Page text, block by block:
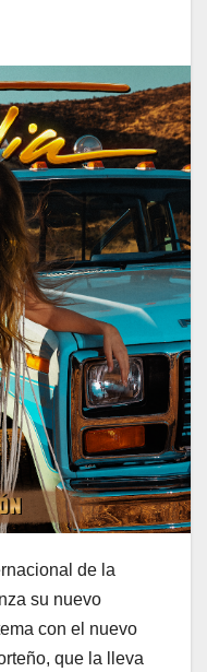
de la
su nuevo
con el nuevo
que la lleva